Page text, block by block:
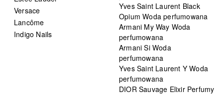
Versace
Lancôme
Indigo Nails
Yves Saint Laurent Black
Opium Woda perfumowana
Armani My Way Woda
perfumowana
Armani Si Woda
perfumowana
Yves Saint Laurent Y Woda
perfumowana
DIOR Sauvage Elixir Perfumy